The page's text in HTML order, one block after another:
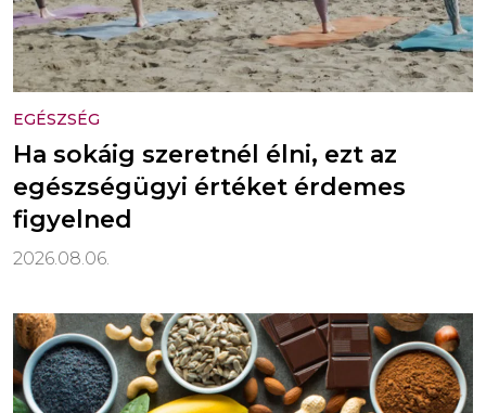
EGÉSZSÉG
Ha sokáig szeretnél élni, ezt az
egészségügyi értéket érdemes
figyelned
2026.08.06.